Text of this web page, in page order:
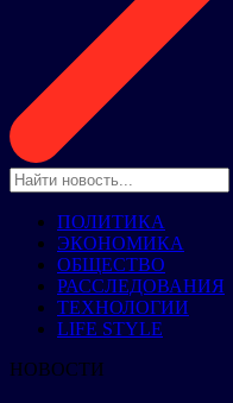
ПОЛИТИКА
ЭКОНОМИКА
ОБЩЕСТВО
РАССЛЕДОВАНИЯ
ТЕХНОЛОГИИ
LIFE STYLE
НОВОСТИ